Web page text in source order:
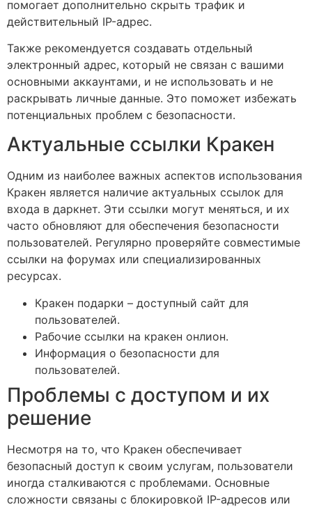
помогает дополнительно скрыть трафик и
действительный IP-адрес.
Также рекомендуется создавать отдельный
электронный адрес, который не связан с вашими
основными аккаунтами, и не использовать и не
раскрывать личные данные. Это поможет избежать
потенциальных проблем с безопасности.
Актуальные ссылки Кракен
Одним из наиболее важных аспектов использования
Кракен является наличие актуальных ссылок для
входа в даркнет. Эти ссылки могут меняться, и их
часто обновляют для обеспечения безопасности
пользователей. Регулярно проверяйте совместимые
ссылки на форумах или специализированных
ресурсах.
Кракен подарки – доступный сайт для
пользователей.
Рабочие ссылки на кракен онлион.
Информация о безопасности для
пользователей.
Проблемы с доступом и их
решение
Несмотря на то, что Кракен обеспечивает
безопасный доступ к своим услугам, пользователи
иногда сталкиваются с проблемами. Основные
сложности связаны с блокировкой IP-адресов или